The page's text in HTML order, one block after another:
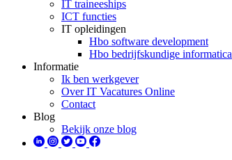
IT traineeships
ICT functies
IT opleidingen
Hbo software development
Hbo bedrijfskundige informatica
Informatie
Ik ben werkgever
Over IT Vacatures Online
Contact
Blog
Bekijk onze blog